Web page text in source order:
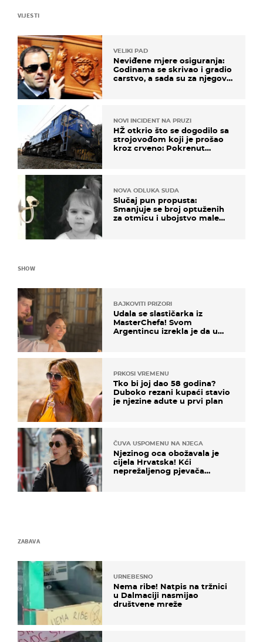
VIJESTI
VELIKI PAD
Neviđene mjere osiguranja:
Godinama se skrivao i gradio
carstvo, a sada su za njegovo
NOVI INCIDENT NA PRUZI
HŽ otkrio što se dogodilo sa
strojovođom koji je prošao
kroz crveno: Pokrenut
NOVA ODLUKA SUDA
Slučaj pun propusta:
Smanjuje se broj optuženih
za otmicu i ubojstvo male
SHOW
BAJKOVITI PRIZORI
Udala se slastičarka iz
MasterChefa! Svom
Argentincu izrekla je da u
PRKOSI VREMENU
Tko bi joj dao 58 godina?
Duboko rezani kupaći stavio
je njezine adute u prvi plan
ČUVA USPOMENU NA NJEGA
Njezinog oca obožavala je
cijela Hrvatska! Kći
neprežaljenog pjevača
ZABAVA
URNEBESNO
Nema ribe! Natpis na tržnici
u Dalmaciji nasmijao
društvene mreže